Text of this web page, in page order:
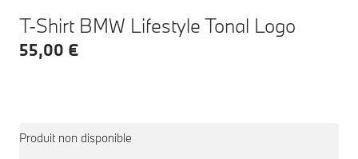
T-Shirt BMW Lifestyle Tonal Logo
55,00 €
Produit non disponible